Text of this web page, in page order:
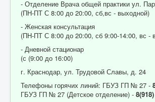
- Отделение Врача общей практики ул.
(ПН-ПТ С 8:00 до 20:00, сб,вс - выходной)
- Женская консультация
(ПН-ПТ С 8:00 до 20:00, сб 9:00-14:00, вс -
- Дневной стационар
(с (9:00 до 16:00)
г. Краснодар, ул. Трудовой Славы, д. 24
Телефоны горячих линий: ГБУЗ ГП № 27 -
ГБУЗ ГП № 27 (Детское отделение) -